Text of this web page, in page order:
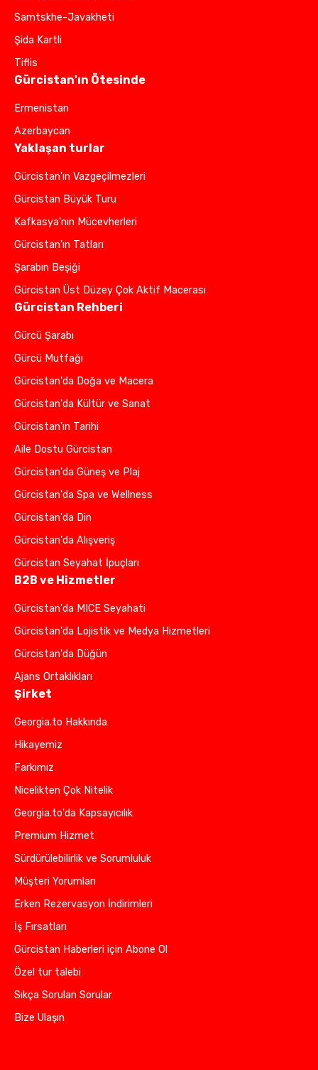
Samtskhe-Javakheti
Şida Kartli
Tiflis
Gürcistan'ın Ötesinde
Ermenistan
Azerbaycan
Yaklaşan turlar
Gürcistan'ın Vazgeçilmezleri
Gürcistan Büyük Turu
Kafkasya'nın Mücevherleri
Gürcistan'ın Tatları
Şarabın Beşiği
Gürcistan Üst Düzey Çok Aktif Macerası
Gürcistan Rehberi
Gürcü Şarabı
Gürcü Mutfağı
Gürcistan'da Doğa ve Macera
Gürcistan'da Kültür ve Sanat
Gürcistan'ın Tarihi
Aile Dostu Gürcistan
Gürcistan'da Güneş ve Plaj
Gürcistan'da Spa ve Wellness
Gürcistan'da Din
Gürcistan'da Alışveriş
Gürcistan Seyahat İpuçları
B2B ve Hizmetler
Gürcistan'da MICE Seyahati
Gürcistan'da Lojistik ve Medya Hizmetleri
Gürcistan'da Düğün
Ajans Ortaklıkları
Şirket
Georgia.to Hakkında
Hikayemiz
Farkımız
Nicelikten Çok Nitelik
Georgia.to'da Kapsayıcılık
Premium Hizmet
Sürdürülebilirlik ve Sorumluluk
Müşteri Yorumları
Erken Rezervasyon İndirimleri
İş Fırsatları
Gürcistan Haberleri için Abone Ol
Özel tur talebi
Sıkça Sorulan Sorular
Bize Ulaşın